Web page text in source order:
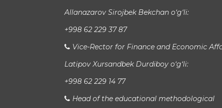
Allanazarov Sirojbek Bekchan o‘g‘li:
+998 62 229 37 87
Vice-Rector for Finance and Economic
Latipov Xursandbek Durdiboy o‘g‘li:
+998 62 229 14 77
Head of the educational methodological